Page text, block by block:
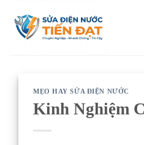
qua
MẸO HAY SỬA ĐIỆN NƯỚC
Kinh Nghiệm